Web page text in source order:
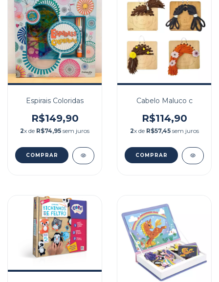
Espirais Coloridas
R$149,90
2x de R$74,95 sem juros
Cabelo Maluco c
R$114,90
2x de R$57,45sem juros